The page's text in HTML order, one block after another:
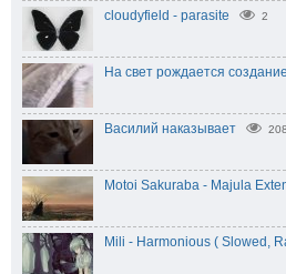
cloudyfield - parasite 2
На свет рождается
Василий наказывает 208
Motoi Sakuraba - Majula
Mili - Harmonious ( Slowed,